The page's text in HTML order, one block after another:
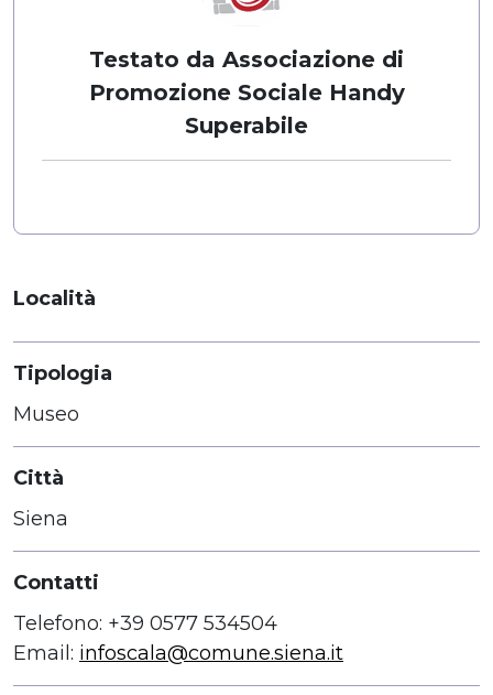
Testato da Associazione di
Promozione Sociale Handy
Superabile
Località
Tipologia
Museo
Città
Siena
Contatti
Telefono: +39 0577 534504
Email: infoscala@comune.siena.it